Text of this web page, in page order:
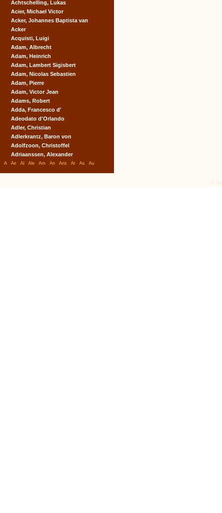
Achtschelling, Lukas
Acier, Michael Victor
Acker, Johannes Baptista van
Acker
Acquisti, Luigi
Adam, Albrecht
Adam, Heinrich
Adam, Lambert Sigisbert
Adam, Nicolas Sebastien
Adam, Pierre
Adam, Victor Jean
Adams, Robert
Adda, Francesco d'
Adeodato d'Orlando
Adler, Christian
Adlerkrantz, Baron von
Adolfzoon, Christoffel
Adriaanssen, Alexander
A Ae Al Ale Am An Ans Ar As Au